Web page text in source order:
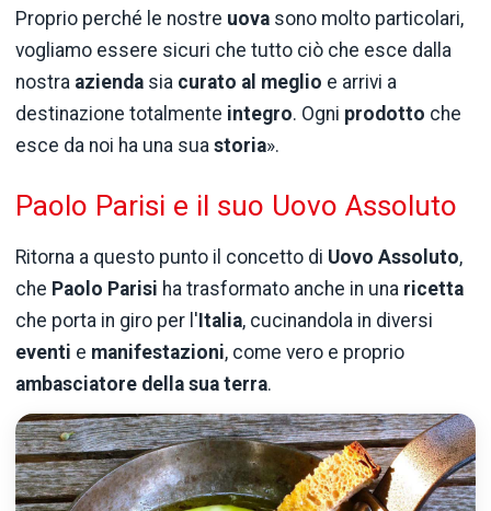
Proprio perché le nostre uova sono molto particolari,
vogliamo essere sicuri che tutto ciò che esce dalla
nostra azienda sia curato al meglio e arrivi a
destinazione totalmente integro. Ogni prodotto che
esce da noi ha una sua storia».
Paolo Parisi e il suo Uovo Assoluto
Ritorna a questo punto il concetto di Uovo Assoluto,
che Paolo Parisi ha trasformato anche in una ricetta
che porta in giro per l'Italia, cucinandola in diversi
eventi e manifestazioni, come vero e proprio
ambasciatore della sua terra.